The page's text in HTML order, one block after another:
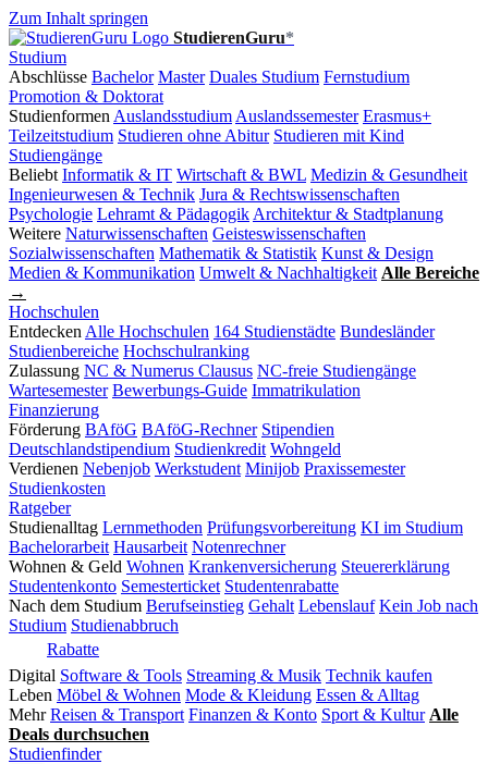
Zum Inhalt springen
StudierenGuru*
Studium
Abschlüsse Bachelor Master Duales Studium Fernstudium
Promotion & Doktorat
Studienformen Auslandsstudium Auslandssemester Erasmus+
Teilzeitstudium Studieren ohne Abitur Studieren mit Kind
Studiengänge
Beliebt Informatik & IT Wirtschaft & BWL Medizin & Gesundheit
Ingenieurwesen & Technik Jura & Rechtswissenschaften
Psychologie Lehramt & Pädagogik Architektur & Stadtplanung
Weitere Naturwissenschaften Geisteswissenschaften
Sozialwissenschaften Mathematik & Statistik Kunst & Design
Medien & Kommunikation Umwelt & Nachhaltigkeit Alle Bereiche
→
Hochschulen
Entdecken Alle Hochschulen 164 Studienstädte Bundesländer
Studienbereiche Hochschulranking
Zulassung NC & Numerus Clausus NC-freie Studiengänge
Wartesemester Bewerbungs-Guide Immatrikulation
Finanzierung
Förderung BAföG BAföG-Rechner Stipendien
Deutschlandstipendium Studienkredit Wohngeld
Verdienen Nebenjob Werkstudent Minijob Praxissemester
Studienkosten
Ratgeber
Studienalltag Lernmethoden Prüfungsvorbereitung KI im Studium
Bachelorarbeit Hausarbeit Notenrechner
Wohnen & Geld Wohnen Krankenversicherung Steuererklärung
Studentenkonto Semesterticket Studentenrabatte
Nach dem Studium Berufseinstieg Gehalt Lebenslauf Kein Job nach
Studium Studienabbruch
Rabatte
Digital Software & Tools Streaming & Musik Technik kaufen
Leben Möbel & Wohnen Mode & Kleidung Essen & Alltag
Mehr Reisen & Transport Finanzen & Konto Sport & Kultur Alle
Deals durchsuchen
Studienfinder